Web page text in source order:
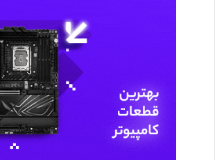
مهم نیست که چه میزان محبوبیت
شما را با خود می برد، اما ممکن است در
نیروی کار به شما زیان شدیدی وارد